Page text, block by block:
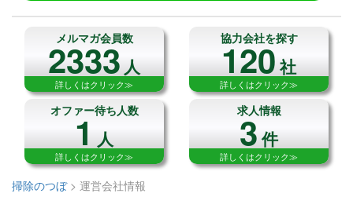
メルマガ会員数
2333人
詳しくはクリック≫
協力会社を探す
120社
詳しくはクリック≫
オファー待ち人数
1人
詳しくはクリック≫
求人情報
3件
詳しくはクリック≫
掃除のつぼ> 運営会社情報